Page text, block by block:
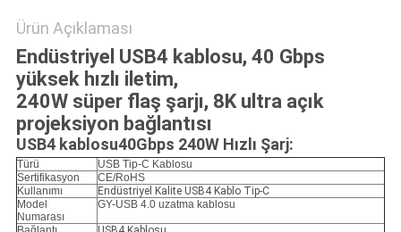
Ürün Açıklaması
Endüstriyel USB4 kablosu, 40 Gbps
yüksek hızlı iletim,
240W süper flaş şarjı, 8 K ultra açık
projeksiyon bağlantısı
USB4 kablosu40Gbps 240W Hızlı Şarj:
Türü
USB Tip-C Kablosu
Sertifikasyon
CE/RoHS
Kullanımı
Endüstriyel Kalite USB4 Kablo Tip-C
Model
Numarası
GY-USB 4.0 uzatma kablosu